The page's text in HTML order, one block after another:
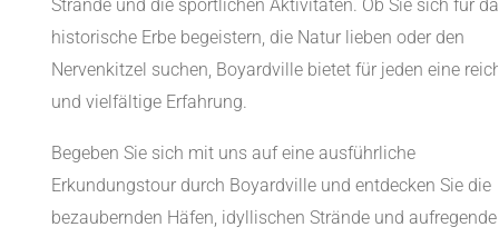
Strände und die sportlichen Aktivitäten. Ob Sie sich für
historische Erbe begeistern, die Natur lieben oder den
Nervenkitzel suchen, Boyardville bietet für jeden eine
und vielfältige Erfahrung.
Begeben Sie sich mit uns auf eine ausführliche
Erkundungstour durch Boyardville und entdecken Sie die
bezaubernden Häfen, idyllischen Strände und